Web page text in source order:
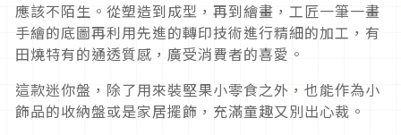
應該不陌生。從塑造到成型，再到繪畫，工匠一筆一畫
手繪的底圖再利用先進的轉印技術進行精細的加工，有
田燒特有的通透質感，廣受消費者的喜愛。
這款迷你盤，除了用來裝堅果小零食之外，也能作為小
飾品的收納盤或是家居擺飾，充滿童趣又別出心裁。